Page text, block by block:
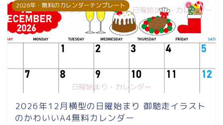
2026年・無料のカレンダーテンプレート
2026年12月横型の日曜始まり 御馳走イラスト
のかわいいA4無料カレンダー